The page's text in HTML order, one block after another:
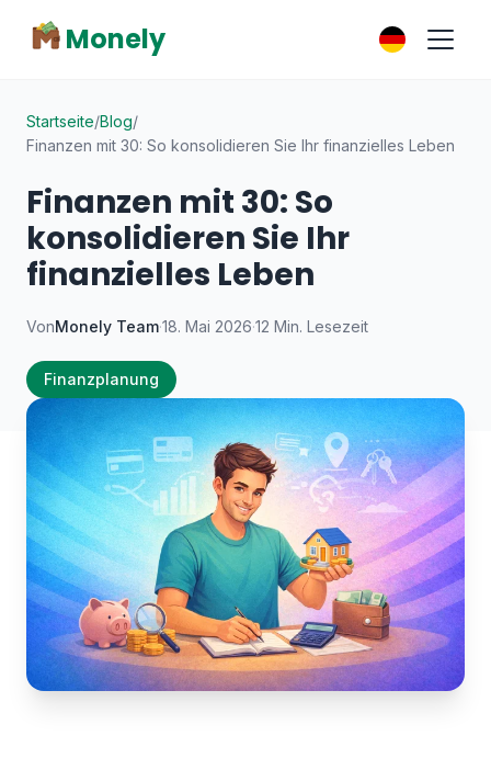
Monely
Startseite/Blog/
Finanzen mit 30: So konsolidieren Sie Ihr finanzielles Leben
Finanzen mit 30: So
konsolidieren Sie Ihr
finanzielles Leben
VonMonely Team·18. Mai 2026·12 Min. Lesezeit
Finanzplanung